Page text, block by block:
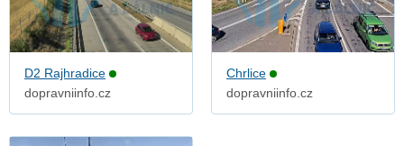
D2 Rajhradice
dopravniinfo.cz
Chrlice
dopravniinfo.cz